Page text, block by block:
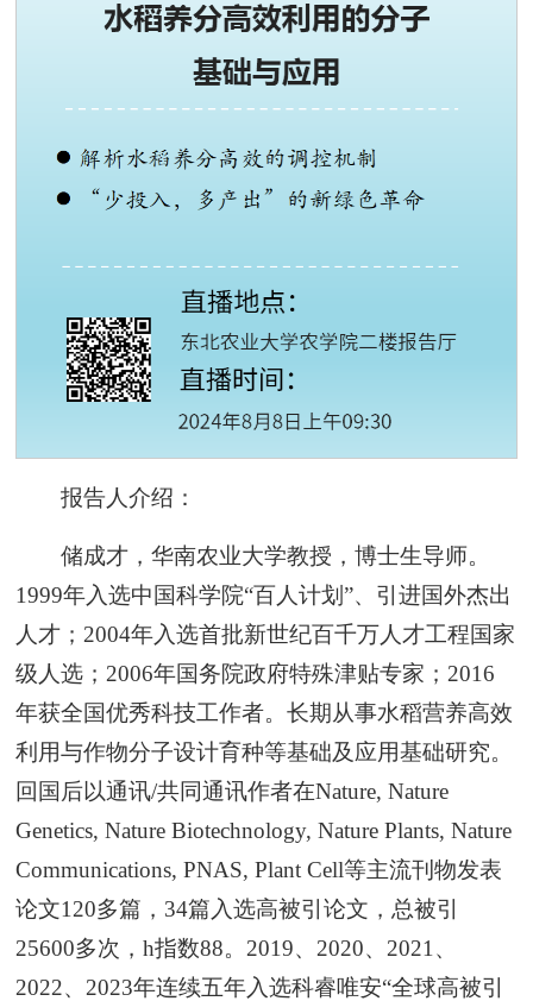
报告人介绍：
储成才，华南农业大学教授，博士生导师。
1999年入选中国科学院“百人计划”、引进国外杰出
人才；2004年入选首批新世纪百千万人才工程国家
级人选；2006年国务院政府特殊津贴专家；2016
年获全国优秀科技工作者。长期从事水稻营养高效
利用与作物分子设计育种等基础及应用基础研究。
回国后以通讯/共同通讯作者在Nature, Nature
Genetics, Nature Biotechnology, Nature Plants, Nature
Communications, PNAS, Plant Cell等主流刊物发表
论文120多篇，34篇入选高被引论文，总被引
25600多次，h指数88。2019、2020、2021、
2022、2023年连续五年入选科睿唯安“全球高被引